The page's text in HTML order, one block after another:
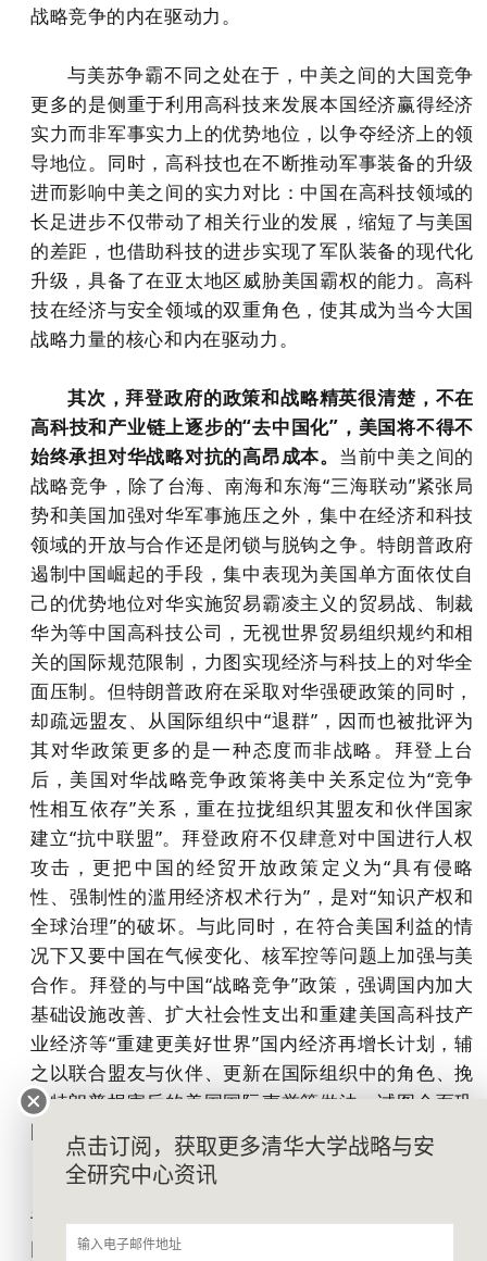
战略竞争的内在驱动力。
与美苏争霸不同之处在于，中美之间的大国竞争
更多的是侧重于利用高科技来发展本国经济赢得经济
实力而非军事实力上的优势地位，以争夺经济上的领
导地位。同时，高科技也在不断推动军事装备的升级
进而影响中美之间的实力对比：中国在高科技领域的
长足进步不仅带动了相关行业的发展，缩短了与美国
的差距，也借助科技的进步实现了军队装备的现代化
升级，具备了在亚太地区威胁美国霸权的能力。高科
技在经济与安全领域的双重角色，使其成为当今大国
战略力量的核心和内在驱动力。
其次，拜登政府的政策和战略精英很清楚，不在
高科技和产业链上逐步的“去中国化”，美国将不得不
始终承担对华战略对抗的高昂成本。 当前中美之间的
战略竞争，除了台海、南海和东海“三海联动”紧张局
势和美国加强对华军事施压之外，集中在经济和科技
领域的开放与合作还是闭锁与脱钩之争。特朗普政府
遏制中国崛起的手段，集中表现为美国单方面依仗自
己的优势地位对华实施贸易霸凌主义的贸易战、制裁
华为等中国高科技公司，无视世界贸易组织规约和相
关的国际规范限制，力图实现经济与科技上的对华全
面压制。但特朗普政府在采取对华强硬政策的同时，
却疏远盟友、从国际组织中“退群”，因而也被批评为
其对华政策更多的是一种态度而非战略。拜登上台
后，美国对华战略竞争政策将美中关系定位为“竞争
性相互依存”关系，重在拉拢组织其盟友和伙伴国家
建立“抗中联盟”。拜登政府不仅肆意对中国进行人权
攻击，更把中国的经贸开放政策定义为“具有侵略
性、强制性的滥用经济权术行为”，是对“知识产权和
全球治理”的破坏。与此同时，在符合美国利益的情
况下又要中国在气候变化、核军控等问题上加强与美
合作。拜登的与中国“战略竞争”政策，强调国内加大
基础设施改善、扩大社会性支出和重建美国高科技产
业经济等“重建更美好世界”国内经济再增长计划，辅
之以联合盟友与伙伴、更新在国际组织中的角色、挽
回特朗普损害后的美国国际声誉等做法，试图全面巩
固和扩大美国的对华战略优势。
基于这样的战略意图，拜登政府在政治上，以意
识形态为抓手，在国内凝聚共识力促形成“府会协
同”的政策体系，在国外打造“民主国家同盟”共同对
点击订阅，获取更多清华大学战略与安
全研究中心资讯